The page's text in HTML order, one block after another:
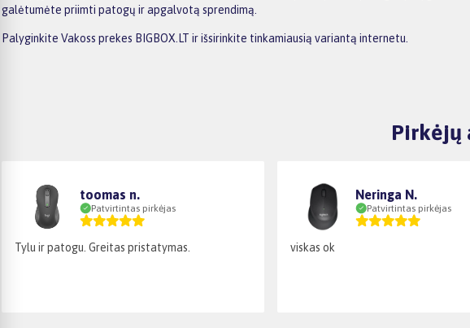
galėtumėte priimti patogų ir apgalvotą sprendimą.
Palyginkite Vakoss prekes BIGBOX.LT ir išsirinkite tinkamiausią variantą internetu.
Pirkėjų
toomas n.
Patvirtintas pirkėjas
Ty­lu ir patogu. Greitas pristatymas.
Neringa N.
Patvirtintas pirkėjas
viskas ok